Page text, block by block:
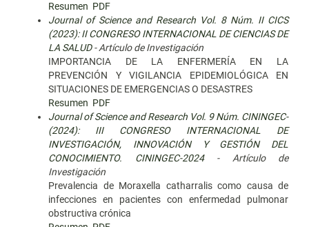
Resumen PDF
Journal of Science and Research Vol. 8 Núm. II CICS
(2023): II CONGRESO INTERNACIONAL DE CIENCIAS DE
LA SALUD- Artículo de Investigación
IMPORTANCIA DE LA ENFERMERÍA EN LA
PREVENCIÓN Y VIGILANCIA EPIDEMIOLÓGICA EN
SITUACIONES DE EMERGENCIAS O DESASTRES
Resumen PDF
Journal of Science and Research Vol. 9 Núm. CININGEC-
(2024): III CONGRESO INTERNACIONAL DE
INVESTIGACIÓN, INNOVACIÓN Y GESTIÓN DEL
CONOCIMIENTO. CININGEC-2024- Artículo de
Investigación
Prevalencia de Moraxella catharralis como causa de
infecciones en pacientes con enfermedad pulmonar
obstructiva crónica